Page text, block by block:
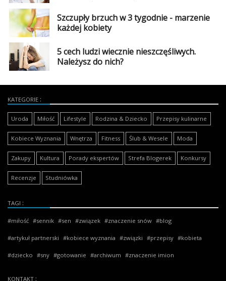
Szczupły brzuch w 3 tygodnie - marzenie
każdej kobiety
5 cech ludzi wiecznie nieszczęśliwych.
Należysz do nich?
KATEGORIE
Uroda Miłość Lifestyle Rodzina & Dziecko Przepisy kulinarne
Kobiece Wyznania Wnętrza Fitness Ślub & Wesele Moda
Zakupy Kultura Porady ekspertów Strefa Blogerek Konkursy
Recenzje Studniówka
TAGI
miłość sennik sen związek znaczenie snów blog
artykuł partnerski kobiece wyznania związki przepisy kobieta
dziecko sny gotowanie archiwum znaczenie imion
KONTAKT